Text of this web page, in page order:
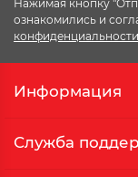
Нажимая кнопку
ознакомились и
конфиденциальности
Информация
Служба